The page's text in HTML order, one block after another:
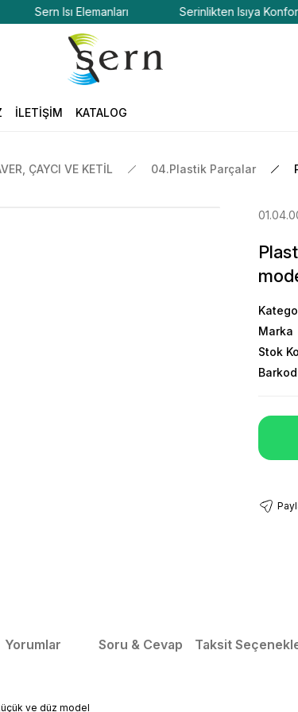
Sern Isı Elemanları Serinlikten Isıya Konfor
İLETİŞİM KATALOG
ÇAYCI VE KETİL 04.Plastik Parçalar
Marka
Stok
Yorumlar Soru & Cevap Taksit
ve düz model